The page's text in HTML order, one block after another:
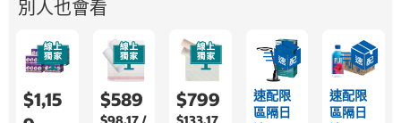
別人也會看
$1,15
$589 $799
速配限
區隔日
速配限
區隔日